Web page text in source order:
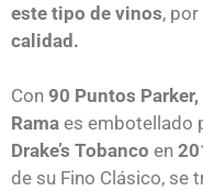
este tipo de vinos,
calidad.
Con 90 Puntos
Rama es embotellado
Drake’s Tobanco en
de su Fino Clásico, se